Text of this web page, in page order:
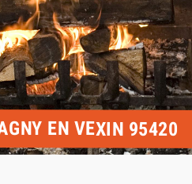
EN VEXIN 95420